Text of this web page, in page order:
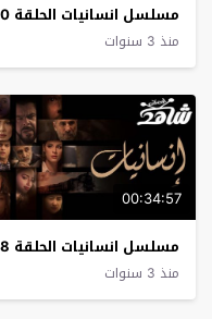
مسلسل انسانيات الحلقة 20
منذ 3 سنوات
00:34:57
مسلسل انسانيات الحلقة 18
منذ 3 سنوات